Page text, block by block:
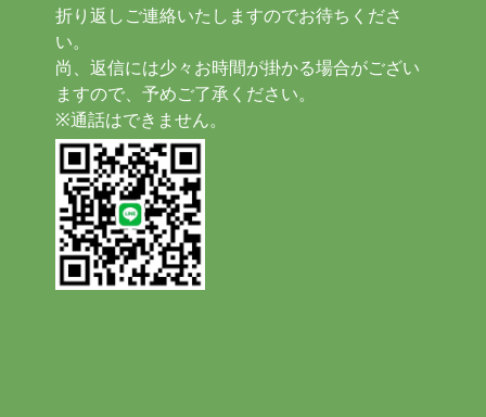
折り返しご連絡いたしますのでお待ちくださ
い。
尚、返信には少々お時間が掛かる場合がござい
ますので、予めご了承ください。
※通話はできません。